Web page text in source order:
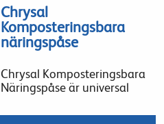
Chrysal
Komposteringsbara
näringspåse
Chrysal Komposteringsbara
Näringspåse är universal